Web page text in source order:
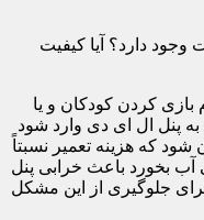
وجود دارد؟ آیا کیفیت
بازی کردن کودکان و یا
پنل ال ای دی وارد شود
که هزینه تعمیر نسبتاً
آب بخورد باعث خرابی پنل
جلوگیری از این مشکل